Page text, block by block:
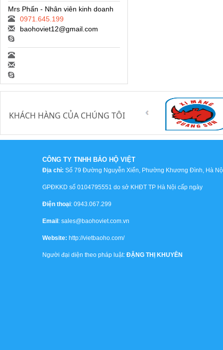
Mrs Phấn - Nhân viên kinh doanh
0971.645.199
baohoviet12@gmail.com
KHÁCH HÀNG CỦA CHÚNG TÔI
CÔNG TY TNHH BẢO HỘ VIỆT
Địa chỉ: Số 79 Đường Nguyễn Xiển, Phường Khương Đình, Hà
GPĐKKD số 0104795551 do sở KHĐT TP Hà Nội cấp ngày
Điện thoại: 0943.067.299
Email : sales@baohoviet.com.vn
Website: http://vietbaoho.com/
Người đại diện theo pháp luật: ĐẶNG THỊ KHUYÊN